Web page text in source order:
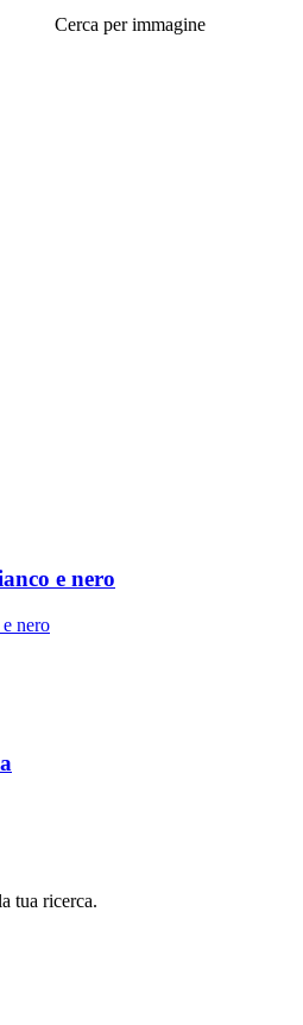
Cerca per immagine
e nero
tua ricerca.